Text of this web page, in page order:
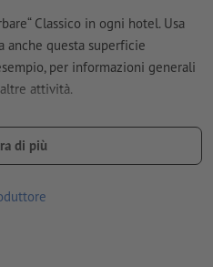
Classico in ogni hotel. Usa
questa superficie
per informazioni generali
attività.
un impatto neutro sul clima e
di più